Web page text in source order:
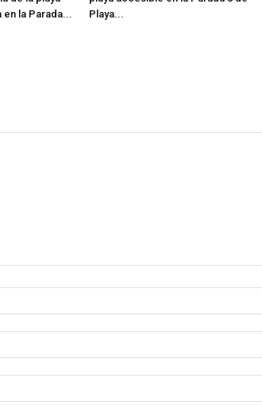
la Parada...
Playa...